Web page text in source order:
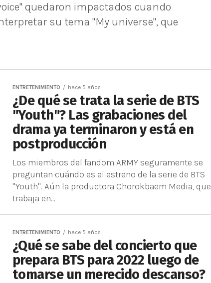
quedaron impactados cuando
su tema "My universe", que
ENTRETENIMIENTO hace 5 años
¿De qué se trata la serie de BTS
"Youth"? Las grabaciones del
drama ya terminaron y está en
postproducción
Los miembros del fandom ARMY seguramente se
preguntan cuándo es el estreno de la serie de BTS
"Youth". Aún la productora Chorokbaem Media, que
trabaja en...
ENTRETENIMIENTO hace 5 años
¿Qué se sabe del concierto que
prepara BTS para 2022 luego de
tomarse un merecido descanso?